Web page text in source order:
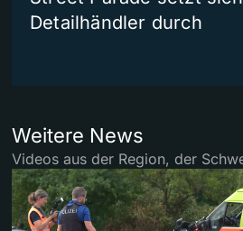
Detailhändler durch
Weitere News
Videos aus der Region, der